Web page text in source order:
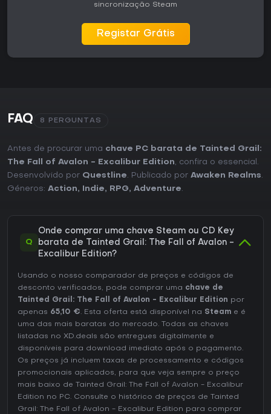
sincronização Steam
Registar Grátis
FAQ 8 PERGUNTAS
Antes de procurar uma chave PC barata de Tainted Grail:
The Fall of Avalon - Excalibur Edition, confira o essencial.
Desenvolvido por Questline. Publicado por Awaken Realms.
Géneros: Action, Indie, RPG, Adventure.
Q
Onde comprar uma chave Steam ou CD Key
barata de Tainted Grail: The Fall of Avalon -
Excalibur Edition?
Usando o nosso comparador de preços e códigos de
desconto verificados, pode comprar uma chave de
Tainted Grail: The Fall of Avalon - Excalibur Edition por
apenas 65,10 €. Esta oferta está disponível na Steam e é
uma das mais baratas do mercado. Todas as chaves
listadas no XD.deals são entregues digitalmente e
disponíveis para download imediato após o pagamento.
Os preços já incluem taxas de processamento e códigos
promocionais aplicados, para que veja sempre o preço
mais baixo de Tainted Grail: The Fall of Avalon - Excalibur
Edition no PC. Consulte o histórico de preços de Tainted
Grail: The Fall of Avalon - Excalibur Edition para comprar